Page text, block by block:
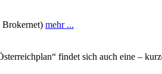
Brokernet) mehr ...
findet sich auch eine –